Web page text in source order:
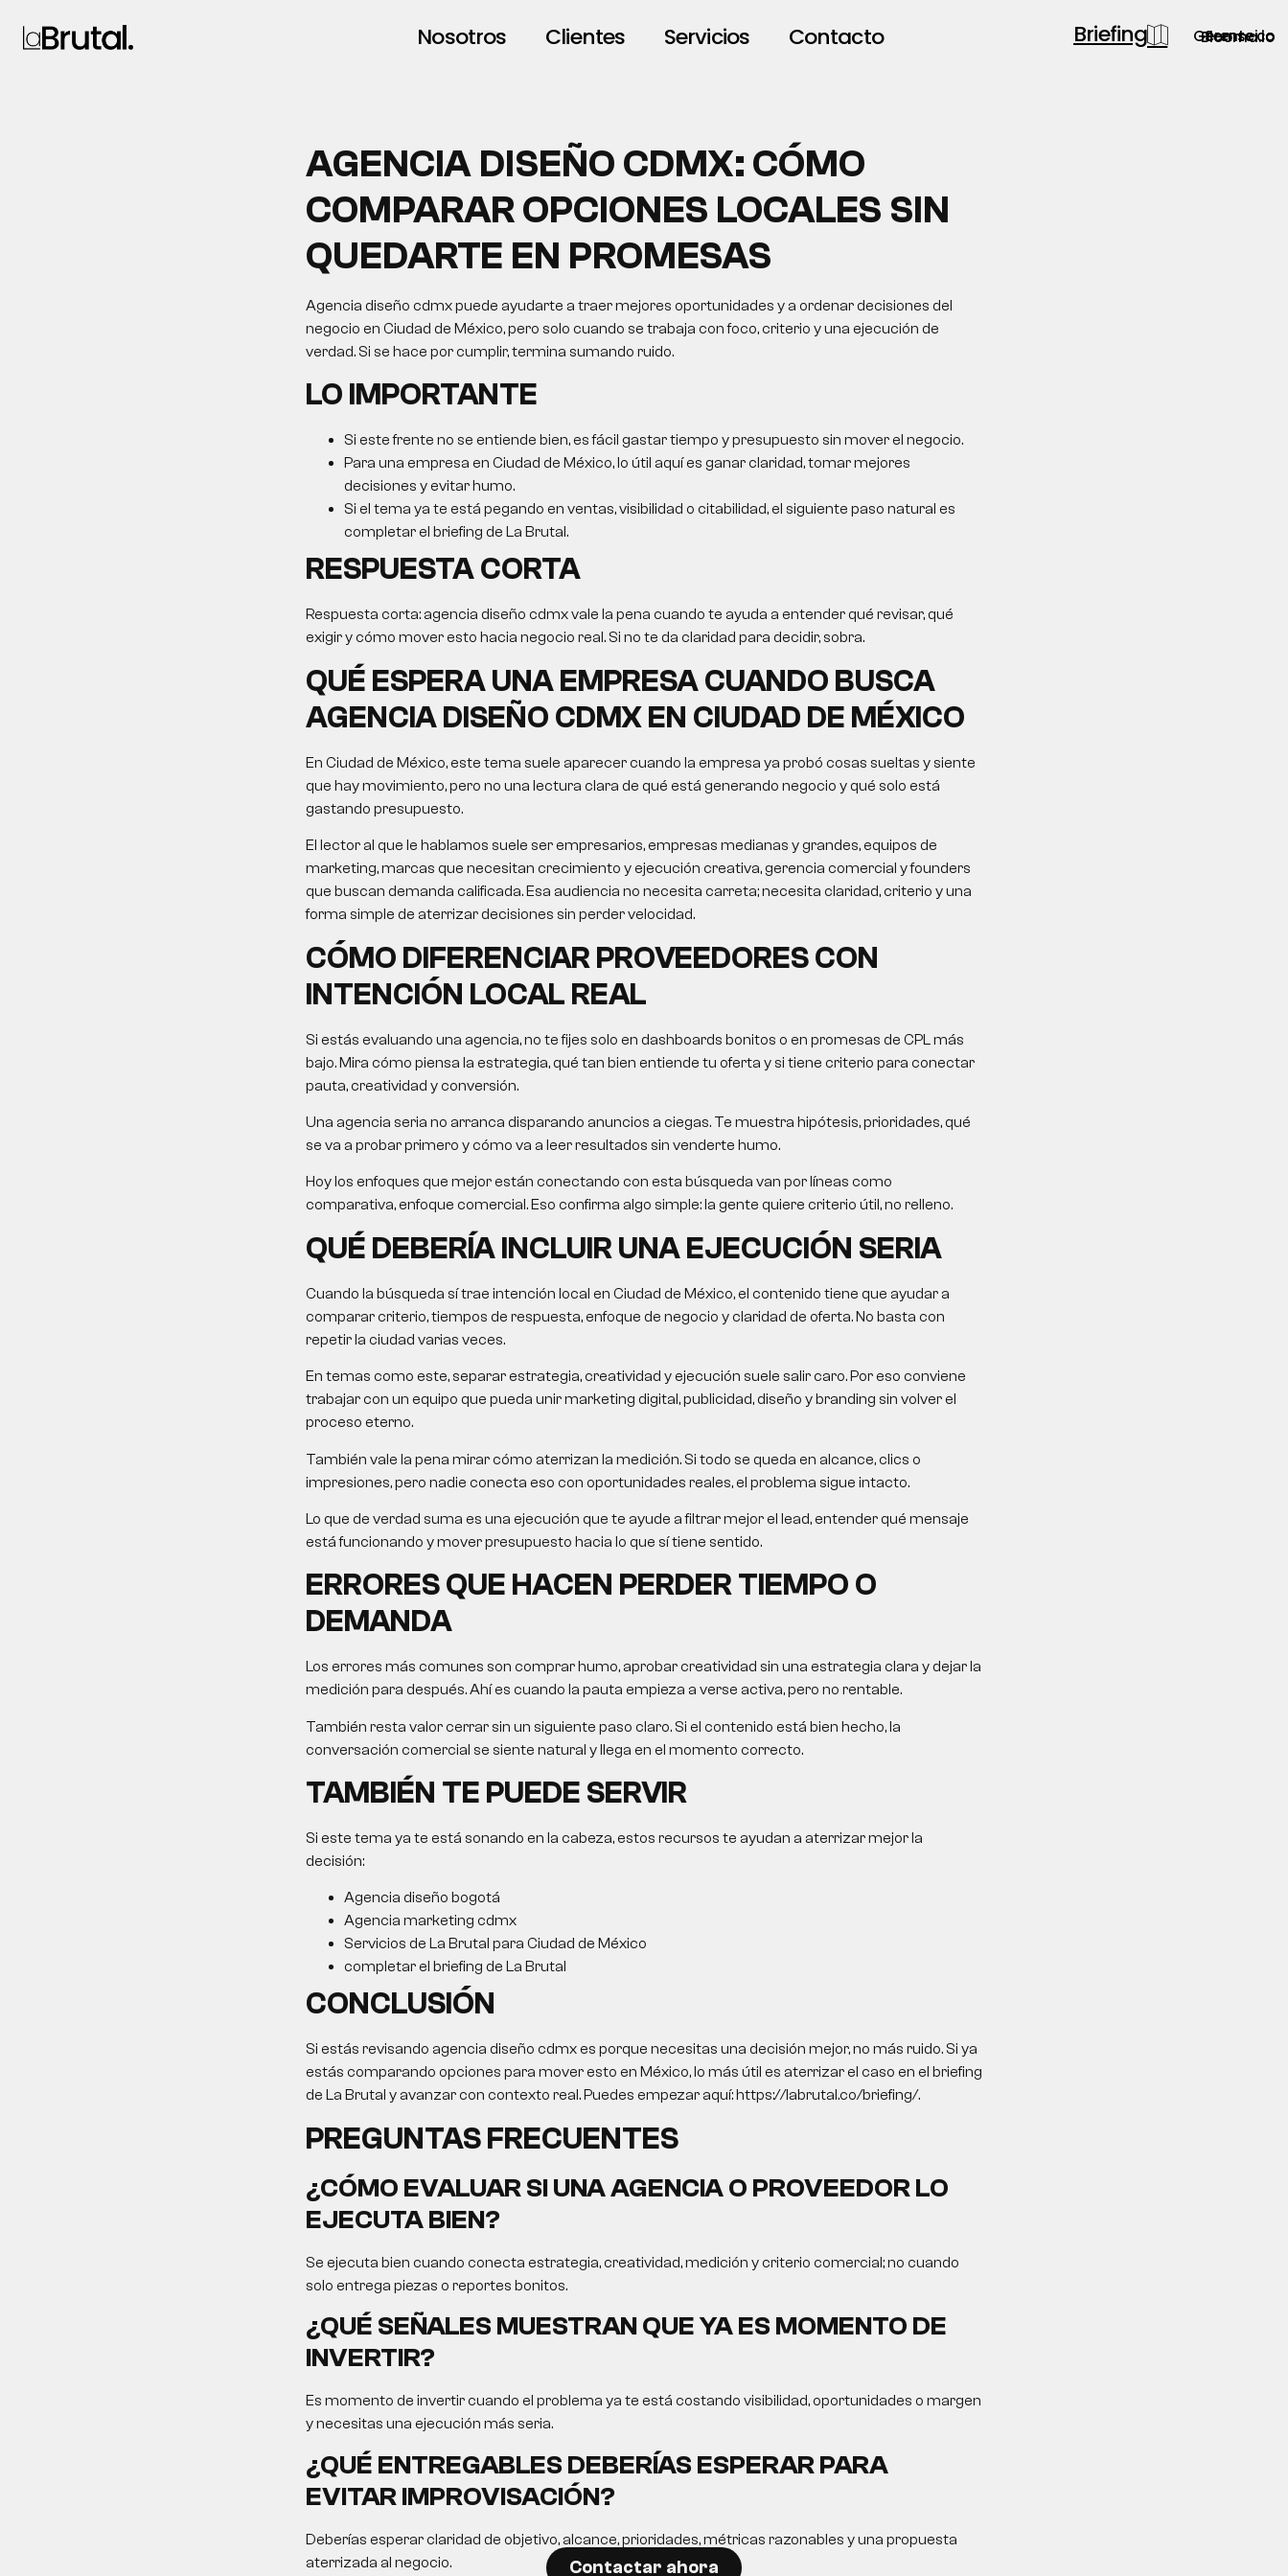
Nosotros Clientes Servicios Contacto Briefing Blooma.io
Semsei.io
Gerente.co
AGENCIA DISEÑO CDMX: CÓMO
COMPARAR OPCIONES LOCALES SIN
QUEDARTE EN PROMESAS
Agencia diseño cdmx puede ayudarte a traer mejores oportunidades y a ordenar decisiones del
negocio en Ciudad de México, pero solo cuando se trabaja con foco, criterio y una ejecución de
verdad. Si se hace por cumplir, termina sumando ruido.
LO IMPORTANTE
Si este frente no se entiende bien, es fácil gastar tiempo y presupuesto sin mover el negocio.
Para una empresa en Ciudad de México, lo útil aquí es ganar claridad, tomar mejores
decisiones y evitar humo.
Si el tema ya te está pegando en ventas, visibilidad o citabilidad, el siguiente paso natural es
completar el briefing de La Brutal.
RESPUESTA CORTA
Respuesta corta: agencia diseño cdmxvale la pena cuando te ayuda a entender qué revisar, qué
exigir y cómo mover esto hacia negocio real. Si no te da claridad para decidir, sobra.
QUÉ ESPERA UNA EMPRESA CUANDO BUSCA
AGENCIA DISEÑO CDMX EN CIUDAD DE MÉXICO
En Ciudad de México, este tema suele aparecer cuando la empresa ya probó cosas sueltas y siente
que hay movimiento, pero no una lectura clara de qué está generando negocio y qué solo está
gastando presupuesto.
El lector al que le hablamos suele ser empresarios, empresas medianas y grandes, equipos de
marketing, marcas que necesitan crecimiento y ejecución creativa, gerencia comercial y founders
que buscan demanda calificada. Esa audiencia no necesita carreta; necesita claridad, criterio y una
forma simple de aterrizar decisiones sin perder velocidad.
CÓMO DIFERENCIAR PROVEEDORES CON
INTENCIÓN LOCAL REAL
Si estás evaluando una agencia, no te fijes solo en dashboards bonitos o en promesas de CPL más
bajo. Mira cómo piensa la estrategia, qué tan bien entiende tu oferta y si tiene criterio para conectar
pauta, creatividad y conversión.
Una agencia seria no arranca disparando anuncios a ciegas. Te muestra hipótesis, prioridades, qué
se va a probar primero y cómo va a leer resultados sin venderte humo.
Hoy los enfoques que mejor están conectando con esta búsqueda van por líneas como
comparativa, enfoque comercial. Eso confirma algo simple: la gente quiere criterio útil, no relleno.
QUÉ DEBERÍA INCLUIR UNA EJECUCIÓN SERIA
Cuando la búsqueda sí trae intención local en Ciudad de México, el contenido tiene que ayudar a
comparar criterio, tiempos de respuesta, enfoque de negocio y claridad de oferta. No basta con
repetir la ciudad varias veces.
En temas como este, separar estrategia, creatividad y ejecución suele salir caro. Por eso conviene
trabajar con un equipo que pueda unir marketing digital, publicidad, diseño y branding sin volver el
proceso eterno.
También vale la pena mirar cómo aterrizan la medición. Si todo se queda en alcance, clics o
impresiones, pero nadie conecta eso con oportunidades reales, el problema sigue intacto.
Lo que de verdad suma es una ejecución que te ayude a filtrar mejor el lead, entender qué mensaje
está funcionando y mover presupuesto hacia lo que sí tiene sentido.
ERRORES QUE HACEN PERDER TIEMPO O
DEMANDA
Los errores más comunes son comprar humo, aprobar creatividad sin una estrategia clara y dejar la
medición para después. Ahí es cuando la pauta empieza a verse activa, pero no rentable.
También resta valor cerrar sin un siguiente paso claro. Si el contenido está bien hecho, la
conversación comercial se siente natural y llega en el momento correcto.
TAMBIÉN TE PUEDE SERVIR
Si este tema ya te está sonando en la cabeza, estos recursos te ayudan a aterrizar mejor la
decisión:
Agencia diseño bogotá
Agencia marketing cdmx
Servicios de La Brutal para Ciudad de México
completar el briefing de La Brutal
CONCLUSIÓN
Si estás revisando agencia diseño cdmx es porque necesitas una decisión mejor, no más ruido. Si ya
estás comparando opciones para mover esto en México, lo más útil es aterrizar el caso en el briefing
de La Brutal y avanzar con contexto real. Puedes empezar aquí: https://labrutal.co/briefing/.
PREGUNTAS FRECUENTES
¿CÓMO EVALUAR SI UNA AGENCIA O PROVEEDOR LO
EJECUTA BIEN?
Se ejecuta bien cuando conecta estrategia, creatividad, medición y criterio comercial; no cuando
solo entrega piezas o reportes bonitos.
¿QUÉ SEÑALES MUESTRAN QUE YA ES MOMENTO DE
INVERTIR?
Es momento de invertir cuando el problema ya te está costando visibilidad, oportunidades o margen
y necesitas una ejecución más seria.
¿QUÉ ENTREGABLES DEBERÍAS ESPERAR PARA
EVITAR IMPROVISACIÓN?
Deberías esperar claridad de objetivo, alcance, prioridades, métricas razonables y una propuesta
aterrizada al negocio.
Contactar ahora